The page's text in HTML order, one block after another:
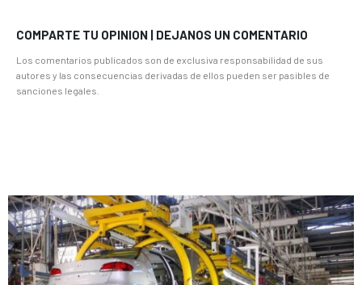
COMPARTE TU OPINION | DEJANOS UN COMENTARIO
Los comentarios publicados son de exclusiva responsabilidad de sus
autores y las consecuencias derivadas de ellos pueden ser pasibles de
sanciones legales.